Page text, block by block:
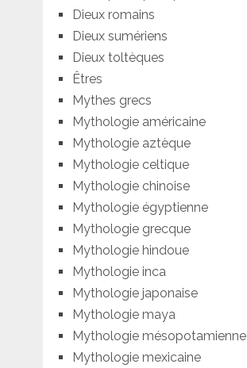
Dieux romains
Dieux sumériens
Dieux toltèques
Êtres
Mythes grecs
Mythologie américaine
Mythologie aztèque
Mythologie celtique
Mythologie chinoise
Mythologie égyptienne
Mythologie grecque
Mythologie hindoue
Mythologie inca
Mythologie japonaise
Mythologie maya
Mythologie mésopotamienne
Mythologie mexicaine